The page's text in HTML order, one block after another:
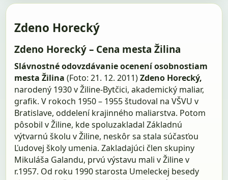
Zdeno Horecký
Zdeno Horecký – Cena mesta Žilina
Slávnostné odovzdávanie ocenení osobnostiam
mesta Žilina (Foto: 21. 12. 2011)Zdeno Horecký,
narodený 1930 v Žiline-Bytčici, akademický maliar,
grafik. V rokoch 1950 – 1955 študoval na VŠVU v
Bratislave, oddelení krajinného maliarstva. Potom
pôsobil v Žiline, kde spoluzakladal Základnú
výtvarnú školu v Žiline, neskôr sa stala súčasťou
Ľudovej školy umenia. Zakladajúci člen skupiny
Mikuláša Galandu, prvú výstavu mali v Žiline v
r.1957. Od roku 1990 starosta Umeleckej besedy